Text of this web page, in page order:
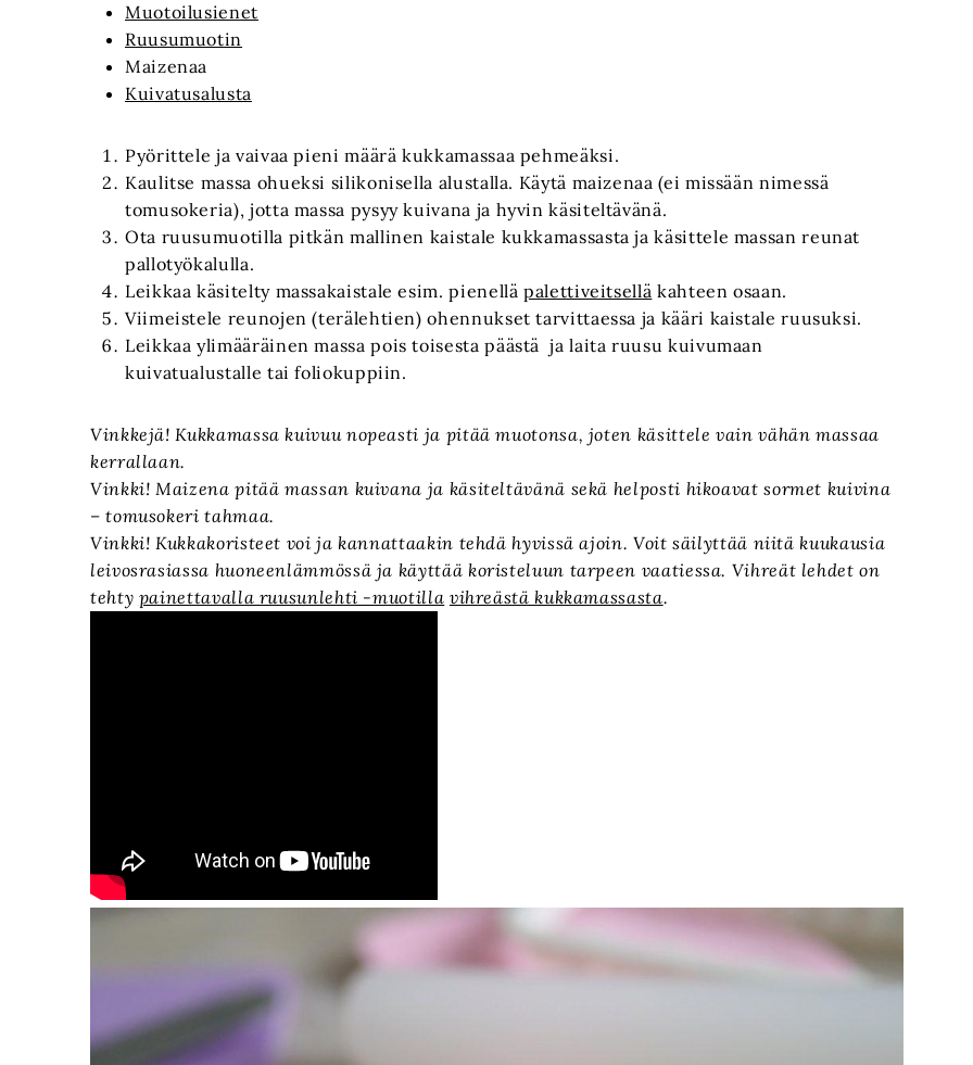
Muotoilusienet
Ruusumuotin
Maizenaa
Kuivatusalusta
Pyörittele ja vaivaa pieni määrä kukkamassaa pehmeäksi.
Kaulitse massa ohueksi silikonisella alustalla. Käytä maizenaa (ei missään nimessä
tomusokeria), jotta massa pysyy kuivana ja hyvin käsiteltävänä.
Ota ruusumuotilla pitkän mallinen kaistale kukkamassasta ja käsittele massan reunat
pallotyökalulla.
Leikkaa käsitelty massakaistale esim. pienelläpalettiveitsellä kahteen osaan.
Viimeistele reunojen (terälehtien) ohennukset tarvittaessa ja kääri kaistale ruusuksi.
Leikkaa ylimääräinen massa pois toisesta päästä ja laita ruusu kuivumaan
kuivatualustalle tai foliokuppiin.
Vinkkejä! Kukkamassa kuivuu nopeasti ja pitää muotonsa, joten käsittele vain vähän massaa
kerrallaan.
Vinkki! Maizena pitää massan kuivana ja käsiteltävänä sekä helposti hikoavat sormet kuivina
– tomusokeri tahmaa.
Vinkki! Kukkakoristeet voi ja kannattaakin tehdä hyvissä ajoin. Voit säilyttää niitä kuukausia
leivosrasiassa huoneenlämmössä ja käyttää koristeluun tarpeen vaatiessa. Vihreät lehdet on
tehty painettavalla ruusunlehti -muotilla vihreästä kukkamassasta.